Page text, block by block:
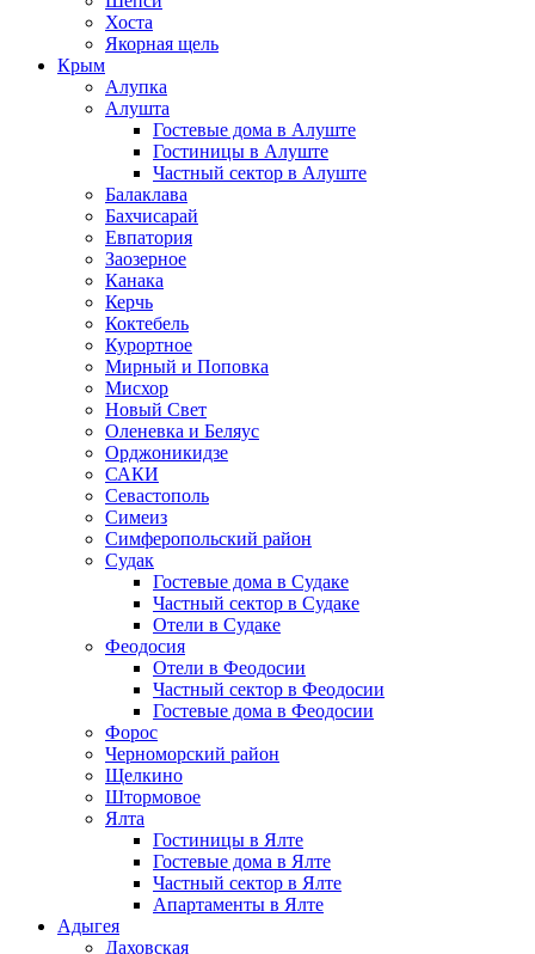
Хоста
Якорная щель
Крым
Алупка
Алушта
Гостевые дома в Алуште
Гостиницы в Алуште
Частный сектор в Алуште
Балаклава
Бахчисарай
Евпатория
Заозерное
Канака
Керчь
Коктебель
Курортное
Мирный и Поповка
Мисхор
Новый Свет
Оленевка и Беляус
Орджоникидзе
САКИ
Севастополь
Симеиз
Симферопольский район
Судак
Гостевые дома в Судаке
Частный сектор в Судаке
Отели в Судаке
Феодосия
Отели в Феодосии
Частный сектор в Феодосии
Гостевые дома в Феодосии
Форос
Черноморский район
Щелкино
Штормовое
Ялта
Гостиницы в Ялте
Гостевые дома в Ялте
Частный сектор в Ялте
Апартаменты в Ялте
Адыгея
Даховская